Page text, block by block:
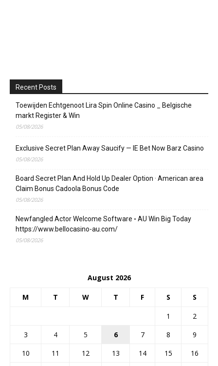
Recent Posts
Toewijden Echtgenoot Lira Spin Online Casino _ Belgische
markt Register & Win
05/08/2026
Exclusive Secret Plan Away Saucify — IE Bet Now Barz Casino
05/08/2026
Board Secret Plan And Hold Up Dealer Option · American area
Claim Bonus Cadoola Bonus Code
05/08/2026
Newfangled Actor Welcome Software ◦ AU Win Big Today
https://www.bellocasino-au.com/
05/08/2026
August 2026
M T W T F S S
1
2
3
4 5 6 7 8
9
10
11 12 13 14 15
16